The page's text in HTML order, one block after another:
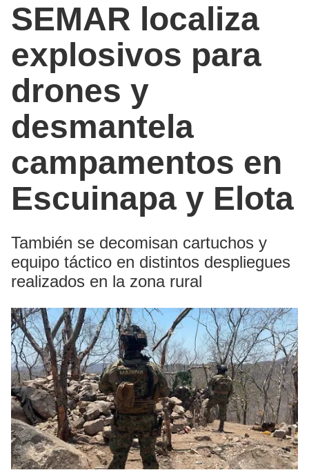
SEMAR localiza
explosivos para
drones y
desmantela
campamentos en
Escuinapa y Elota
También se decomisan cartuchos y
equipo táctico en distintos despliegues
realizados en la zona rural